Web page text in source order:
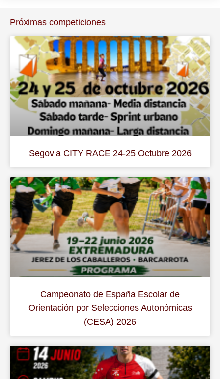
Próximas competiciones
Segovia CITY RACE 24-25 Octubre 2026
Campeonato de España Escolar de
Orientación por Selecciones Autonómicas
(CESA) 2026